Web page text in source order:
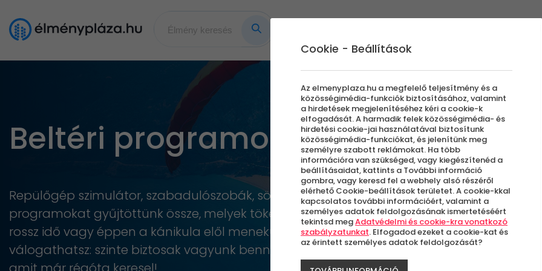
Beltéri programok Budapesten és
Repülőgép szimulátor, szabadulószobák, sörfőzés - és ez még csak a kezdet! Olyan
programokat gyűjtöttünk össze, melyek tökéletes alternatívát biztosítanak egész évben,
rossz idő vagy éppen a kánikula elől menekülnél el. Az Élménypláza bőséges kínálatából
válogathatsz: szinte biztosak vagyunk benne, hogy nálunk megtalálod azt az egyedi
Cookie - Beállítások
Az elmenyplaza.hu a megfelelő teljesítmény és a
közösségimédia-funkciók biztosításához, valamint
a hirdetések megjelenítéséhez kéri a cookie-k
elfogadását. A harmadik felek közösségimédia- és
hirdetési cookie-jai használatával biztosítunk
közösségimédia-funkciókat, és jelenítünk meg
személyre szabott reklámokat. Ha több
információra van szükséged, vagy kiegészítenéd a
beállításaidat, kattints a További információ
gombra, vagy keresd fel a webhely alsó részéről
elérhető Cookie-beállítások területet. A cookie-kkal
kapcsolatos további információért, valamint a
személyes adatok feldolgozásának ismertetéséért
tekintsd megAdatvédelmi és cookie-kra vonatkozó
szabályzatunkat. Elfogadod ezeket a cookie-kat és
az érintett személyes adatok feldolgozását?